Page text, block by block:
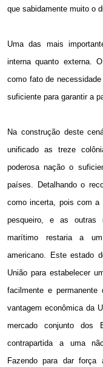
que sabidamente muito o
Uma das mais
interna quanto externa.
como fato de
suficiente para garantir a
Na construção deste
unificado as treze
poderosa nação o
países. Detalhando o
como incerta, pois com a
pesqueiro, e as outras
marítimo restaria a
americano. Este estado
União para estabelecer
facilmente e
vantagem econômica da
mercado conjunto dos
contrapartida a uma
Fazendo para dar força